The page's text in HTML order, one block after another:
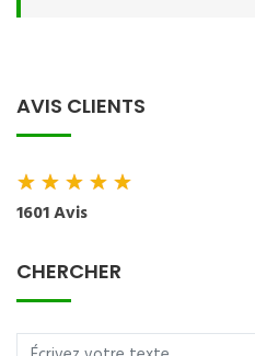
AVIS CLIENTS
★★★★★
1601 Avis
CHERCHER